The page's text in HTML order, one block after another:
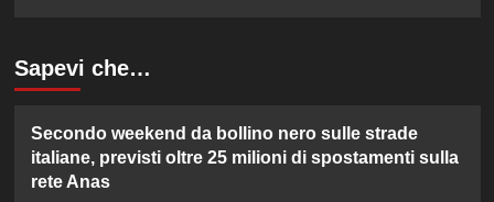
Sapevi che…
Secondo weekend da bollino nero sulle strade
italiane, previsti oltre 25 milioni di spostamenti sulla
rete Anas